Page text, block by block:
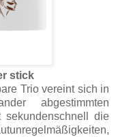
stick
Trio vereint sich in
abgestimmten
sekundenschnell die